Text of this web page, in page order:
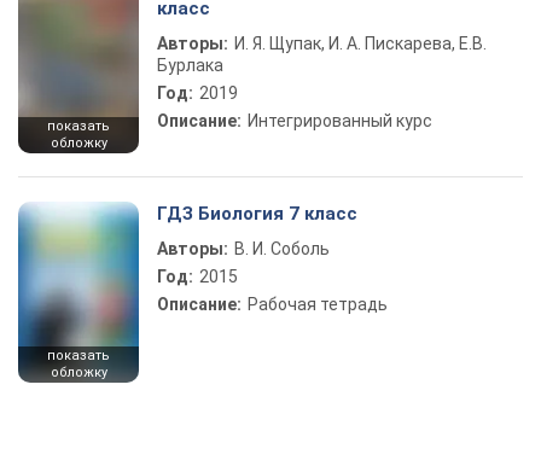
показать
обложку
класс
Авторы: И. Я. Щупак, И. А. Пискарева, Е.В.
Бурлака
Год: 2019
Описание: Интегрированный курс
показать
обложку
ГДЗ Биология 7 класс
Авторы: В. И. Соболь
Год: 2015
Описание: Рабочая тетрадь